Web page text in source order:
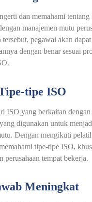
dan memahami tentang
manajemen mutu
pegawai akan dapat
dengan benar sesuai
tipe ISO
ISO yang berkaitan dengan
digunakan untuk
Dengan mengikuti
tipe-tipe ISO,
perusahaan tempat bekerja.
Meningkat